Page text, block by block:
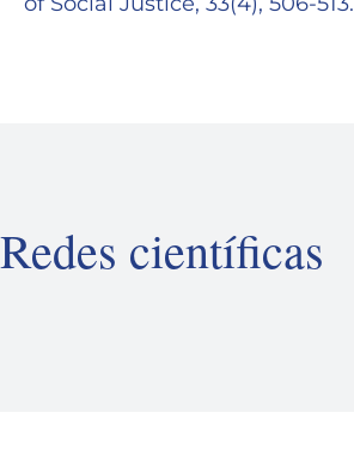
Redes científicas